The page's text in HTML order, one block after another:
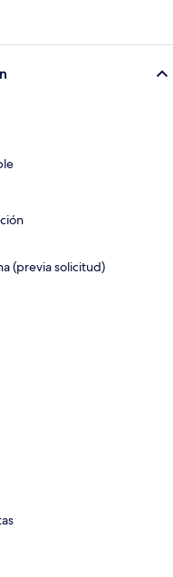
(previa solicitud)